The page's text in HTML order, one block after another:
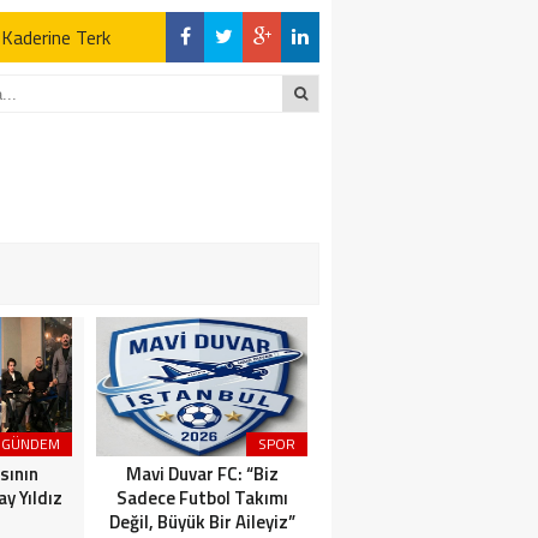
Terk
Açıklamalar
Terk
GÜNDEM
Yıldız
SPOR
Mavi Duvar FC: “Biz
Sadece Futbol Takımı
Değil, Büyük Bir Aileyiz”